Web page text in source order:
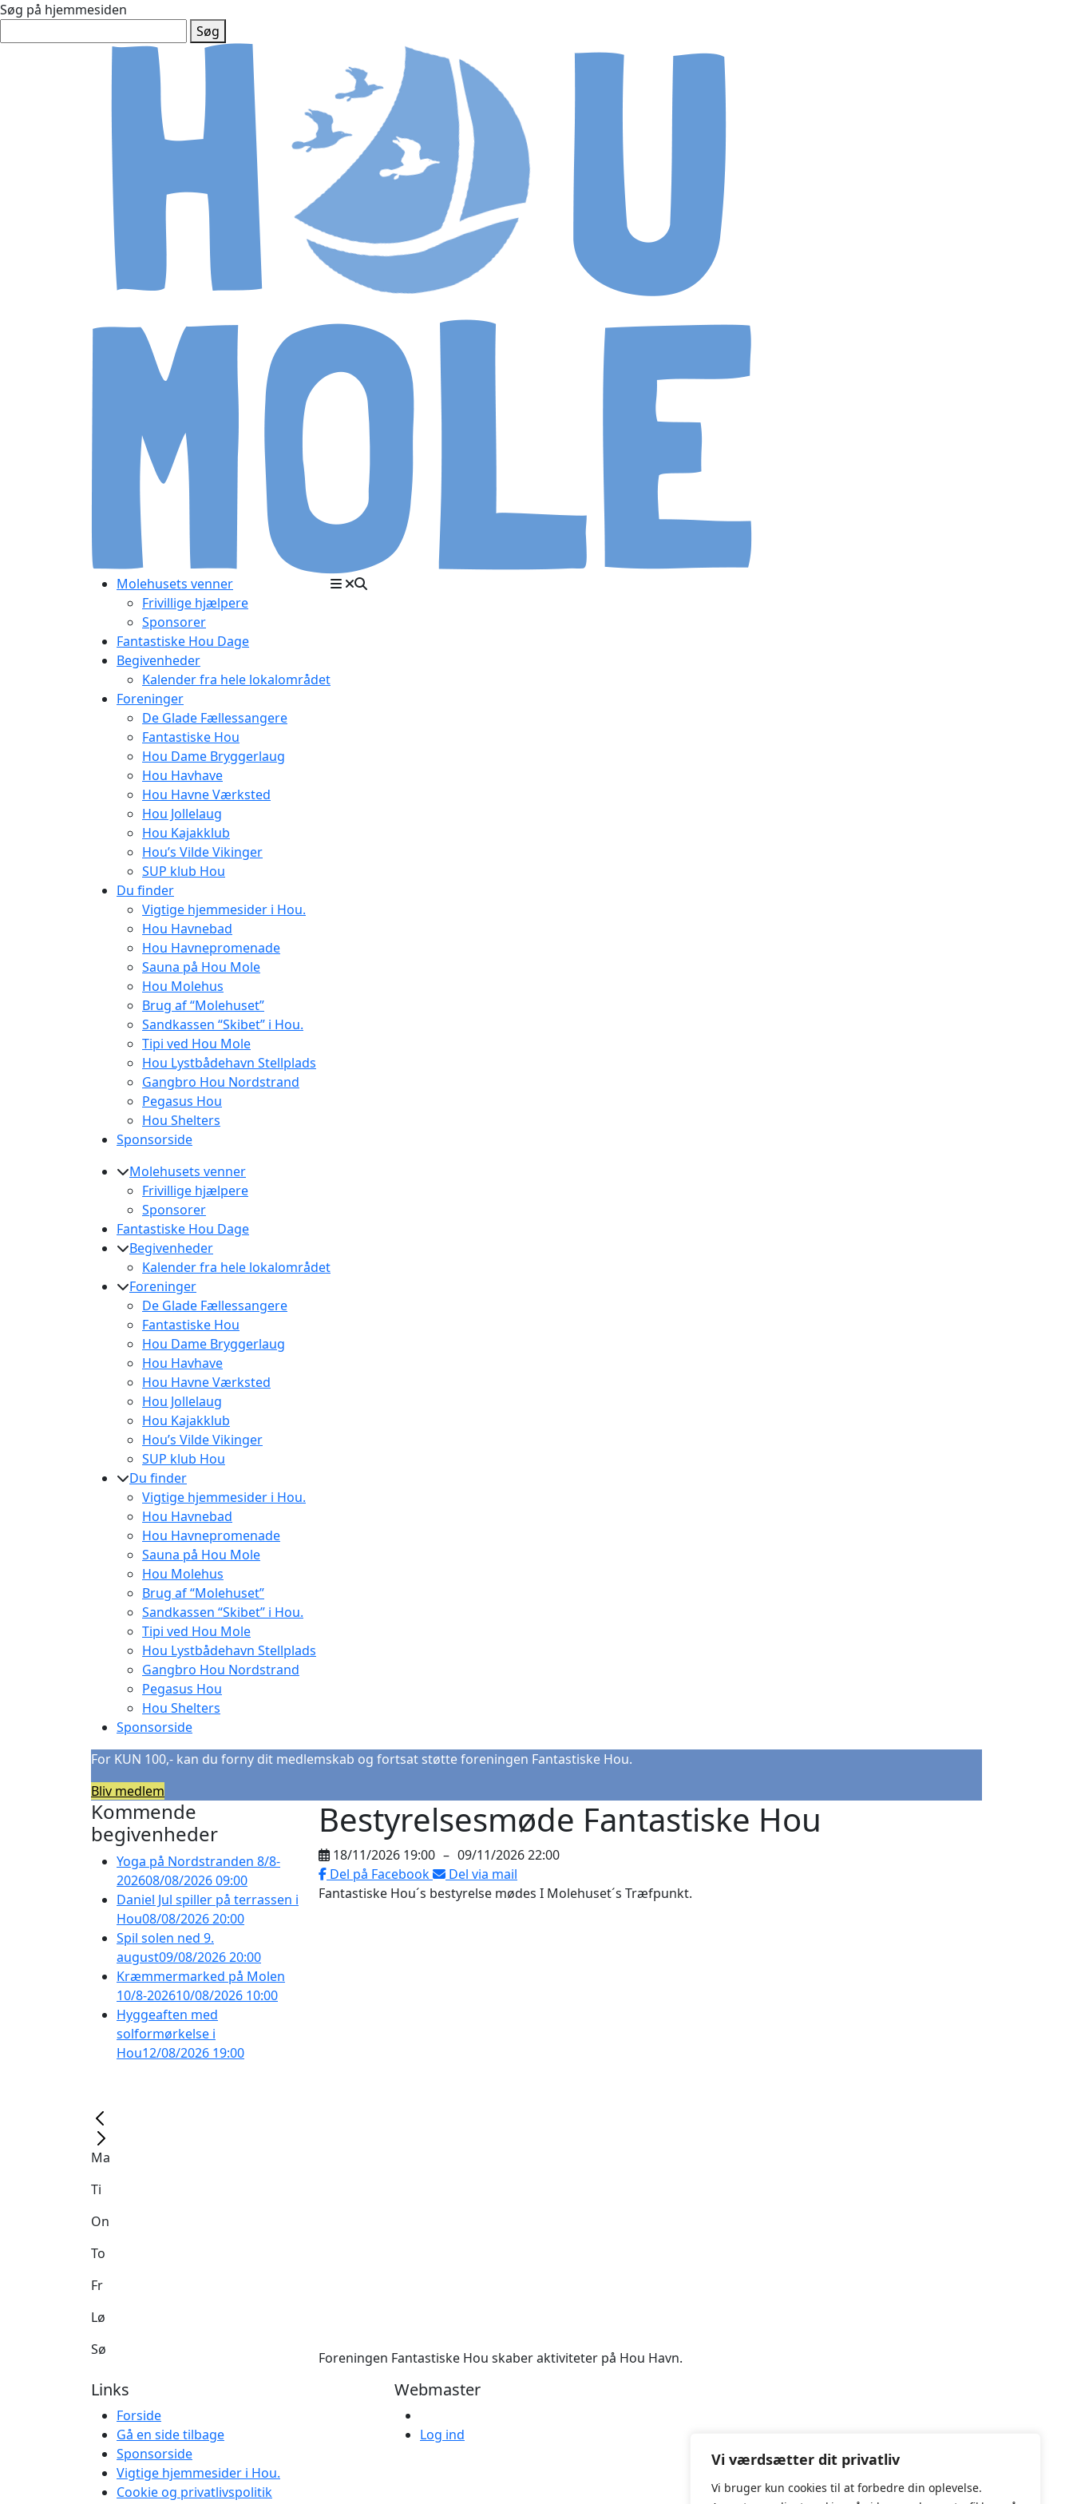
Vi værdsætter dit privatliv
Vi bruger kun cookies til at forbedre din oplevelse.
Søg på hjemmesiden
Søg
Molehusets venner
Frivillige hjælpere
Sponsorer
Fantastiske Hou Dage
Begivenheder
Kalender fra hele lokalområdet
Foreninger
De Glade Fællessangere
Fantastiske Hou
Hou Dame Bryggerlaug
Hou Havhave
Hou Havne Værksted
Hou Jollelaug
Hou Kajakklub
Hou’s Vilde Vikinger
SUP klub Hou
Du finder
Vigtige hjemmesider i Hou.
Hou Havnebad
Hou Havnepromenade
Sauna på Hou Mole
Hou Molehus
Brug af “Molehuset”
Sandkassen “Skibet” i Hou.
Tipi ved Hou Mole
Hou Lystbådehavn Stellplads
Gangbro Hou Nordstrand
Pegasus Hou
Hou Shelters
Sponsorside
Molehusets venner
Frivillige hjælpere
Sponsorer
Fantastiske Hou Dage
Begivenheder
Kalender fra hele lokalområdet
Foreninger
De Glade Fællessangere
Fantastiske Hou
Hou Dame Bryggerlaug
Hou Havhave
Hou Havne Værksted
Hou Jollelaug
Hou Kajakklub
Hou’s Vilde Vikinger
SUP klub Hou
Du finder
Vigtige hjemmesider i Hou.
Hou Havnebad
Hou Havnepromenade
Sauna på Hou Mole
Hou Molehus
Brug af “Molehuset”
Sandkassen “Skibet” i Hou.
Tipi ved Hou Mole
Hou Lystbådehavn Stellplads
Gangbro Hou Nordstrand
Pegasus Hou
Hou Shelters
Sponsorside
For KUN 100,- kan du forny dit medlemskab og fortsat støtte foreningen Fantastiske Hou.
Bliv medlem
Kommende
begivenheder
Yoga på Nordstranden 8/8-
202608/08/2026 09:00
Daniel Jul spiller på terrassen i
Hou08/08/2026 20:00
Spil solen ned 9.
august09/08/2026 20:00
Kræmmermarked på Molen
10/8-202610/08/2026 10:00
Hyggeaften med
solformørkelse i
Hou12/08/2026 19:00
Ma
Ti
On
To
Fr
Lø
Sø
Bestyrelsesmøde Fantastiske Hou
18/11/2026 19:00 – 09/11/2026 22:00
Del på Facebook
Del via mail
Fantastiske Hou´s bestyrelse mødes I Molehuset´s Træfpunkt.
Foreningen Fantastiske Hou skaber aktiviteter på Hou Havn.
Links
Forside
Gå en side tilbage
Sponsorside
Vigtige hjemmesider i Hou.
Cookie og privatlivspolitik
Webmaster
Log ind